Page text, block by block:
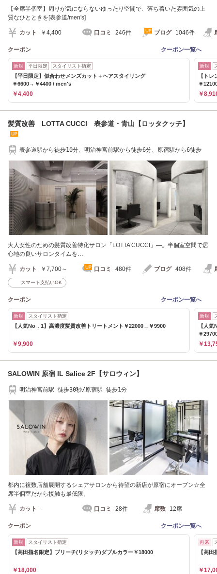
【全席半個室】周りが気にならないゆったり空間で、落ち着いた雰囲気の上
質なひとときを[表参道/men's]
カット ￥4,400 口コミ 246件 ブログ 1046件
クーポン クーポン一覧へ
新規 平日限定 スタイリスト指定
【平日限定】似合わせメンズカット＋ヘアスタイリング
￥6600→￥4400 / men's
￥4,400
新規
【ト
￥
￥
髪質改善 LOTTA CUCCI 表参道・青山【ロッタクッチ】
表参道駅から徒歩10分、明治神宮前駅から徒歩6分、原宿駅から6徒歩
大人女性のための髪質改善特化サロン「LOTTA CUCCI」―。半個室空間で居
心地の良いサロンタイムを…
カット ￥7,700～ 口コミ 480件 ブログ 408件
スマート支払いOK
クーポン クーポン一覧へ
新規 スタイリスト指定
【人気No．1】高濃度髪質改善トリートメント￥22000→￥9900
￥9,900
新規
【人
￥
￥
SALOWIN 原宿 IL Salice 2F【サロウィン】
明治神宮前駅 徒歩30秒/原宿駅 徒歩1分
都内に複数店舗展開するシェアサロンから待望の新店が原宿にオープン☆全
席半個室だから接触も最低限。
カット - 口コミ 28件 席数 12席
クーポン クーポン一覧へ
新規 スタイリスト指定
【高田指名限定】ブリーチ(リタッチ)ダブルカラー￥18000
￥18,000
再来
【高
￥